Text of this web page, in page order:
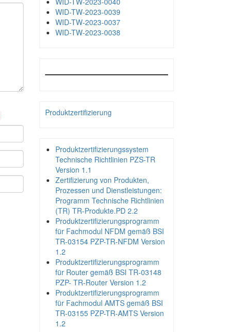
WID-TW-2023-0039
WID-TW-2023-0037
WID-TW-2023-0038
Produktzertifizierung
Produktzertifizierungssystem
Technische Richtlinien PZS-TR
Version 1.1
Zertifizierung von Produkten,
Prozessen und Dienstleistungen:
Programm Technische Richtlinien
(TR) TR-Produkte.PD 2.2
Produktzertifizierungsprogramm
für Fachmodul NFDM gemäß BSI
TR-03154 PZP-TR-NFDM Version
1.2
Produktzertifizierungsprogramm
für Router gemäß BSI TR-03148
PZP- TR-Router Version 1.2
Produktzertifizierungsprogramm
für Fachmodul AMTS gemäß BSI
TR-03155 PZP-TR-AMTS Version
1.2